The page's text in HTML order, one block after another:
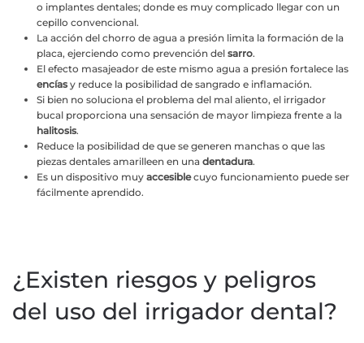
o implantes dentales; donde es muy complicado llegar con un
cepillo convencional.
La acción del chorro de agua a presión limita la formación de la
placa, ejerciendo como prevención del sarro.
El efecto masajeador de este mismo agua a presión fortalece las
encías y reduce la posibilidad de sangrado e inflamación.
Si bien no soluciona el problema del mal aliento, el irrigador
bucal proporciona una sensación de mayor limpieza frente a la
halitosis.
Reduce la posibilidad de que se generen manchas o que las
piezas dentales amarilleen en una dentadura.
Es un dispositivo muy accesiblecuyo funcionamiento puede ser
fácilmente aprendido.
¿Existen riesgos y peligros
del uso del irrigador dental?